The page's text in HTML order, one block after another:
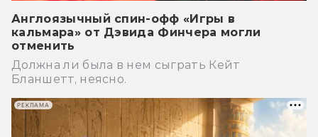
Англоязычный спин-офф «Игры в
кальмара» от Дэвида Финчера могли
отменить
Должна ли была в нем сыграть Кейт
Бланшетт, неясно.
РЕКЛАМА